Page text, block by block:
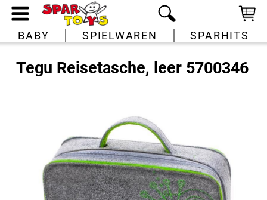
BABY SPIELWAREN SPARHITS
Tegu Reisetasche, leer 5700346